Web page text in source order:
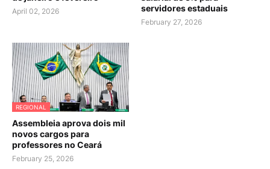
April 02, 2026
servidores estaduais
February 27, 2026
REGIONAL
Assembleia aprova dois mil
novos cargos para
professores no Ceará
February 25, 2026